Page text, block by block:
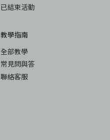
已結束活動
教學指南
全部教學
常見問與答
聯絡客服